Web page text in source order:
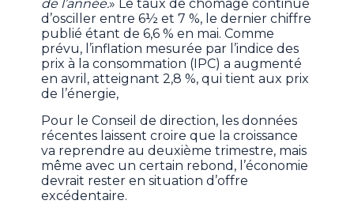
de l’année.» Le taux de chômage continue
d’osciller entre 6½ et 7 %, le dernier chiffre
publié étant de 6,6 % en mai. Comme
prévu, l’inflation mesurée par l’indice des
prix à la consommation (IPC) a augmenté
en avril, atteignant 2,8 %, qui tient aux prix
de l’énergie,
Pour le Conseil de direction, les données
récentes laissent croire que la croissance
va reprendre au deuxième trimestre, mais
même avec un certain rebond, l’économie
devrait rester en situation d’offre
excédentaire.